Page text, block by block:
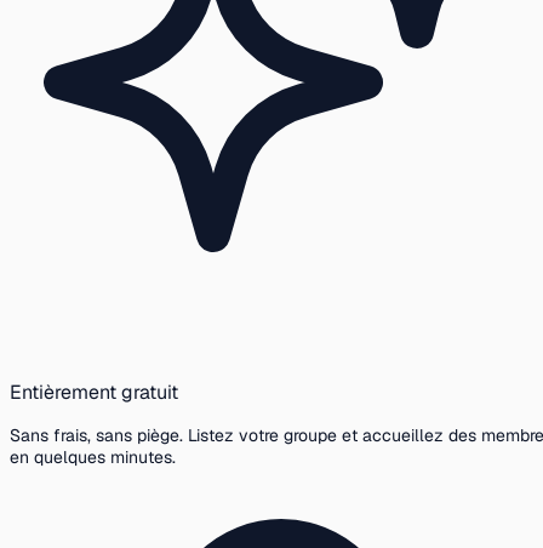
Entièrement gratuit
Sans frais, sans piège. Listez votre groupe et accueillez des
en quelques minutes.